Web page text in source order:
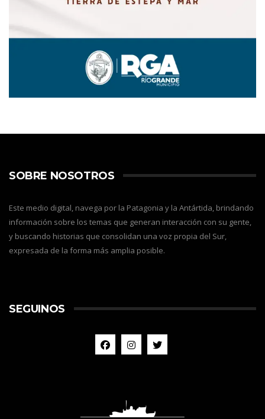
SOBRE NOSOTROS
Este medio digital, navega por la Patagonia y la Antártida, brindando
información sobre los temas que generan interacción con su gente,
y buscando historias que consolidan una voz propia del Sur,
expresada de la forma más amplia posible.
SEGUINOS